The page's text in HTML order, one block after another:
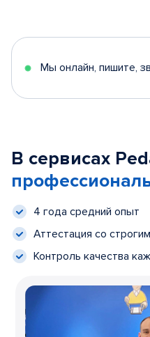
Мы онлайн, пишите,
В сервисах
4 года средний опыт
Аттестация со
Контроль качества